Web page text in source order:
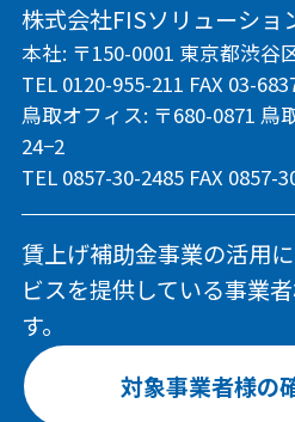
株式会社FISソリューショ
本社: 〒150-0001 東京都渋谷
TEL 0120-955-211 FAX 03-
鳥取オフィス: 〒680-0871 鳥
24−2
TEL 0857-30-2485 FAX 0857-
賃上げ補助金事業の活用
ビスを提供している事業
す。
対象事業者様の